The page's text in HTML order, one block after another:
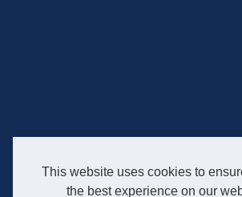
This website uses cookies to
the best experience on our